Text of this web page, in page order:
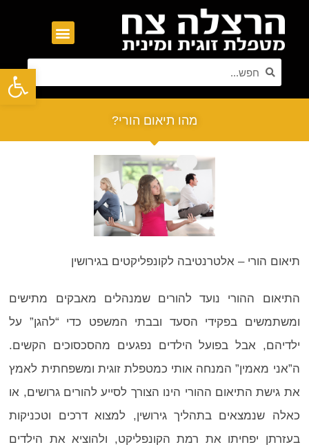
פתח סרגל נגישות
מהו תיאום הורי?
תיאום הורי – אלטרנטיבה לקונפליקטים בגירושין
התיאום ההורי נועד להורים שמנהלים מאבקים מתישים
ומשתמשים בפקידי הסעד ובבתי המשפט כדי “להגן” על
ילדיהם, אבל בפועל הילדים נפגעים מהסכסוכים הקשים.
ה”אני מאמין” המנחה אותי כמטפלת זוגית ומשפחתית לאמץ
את גישת התיאום ההורי הינו הצורך לסייע להורים גרושים, או
כאלה שנמצאים בתהליך גירושין, למצוא דרכים וטכניקות
בעזרתן יפחיתו את רמת הקונפליקט, ולהוציא את הילדים